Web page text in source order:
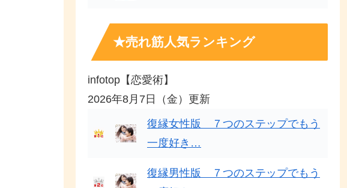
★売れ筋人気ランキング
infotop【恋愛術】
2026年8月7日（金）更新
復縁女性版 ７つのステップでもう
一度好き…
復縁男性版 ７つのステップでもう